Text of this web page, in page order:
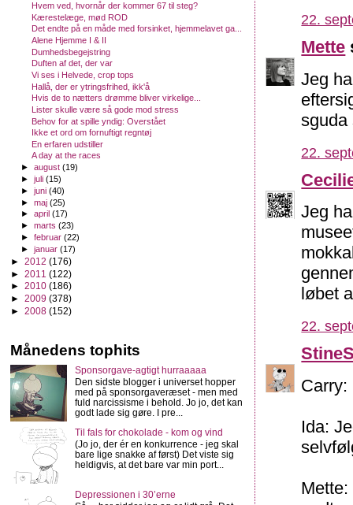
22.
Mette
Jeg
sguda
22.
Jeg
løbet
22.
Carry:
Ida:
Hvem ved, hvornår der kommer 67 til steg?
Kærestelæge, mød ROD
Det endte på en måde med forsinket, hjemmelavet ga...
Alene Hjemme I & II
Dumhedsbegejstring
Duften af det, der var
Vi ses i Helvede, crop tops
Hallå, der er ytringsfrihed, ikk'å
Hvis de to nætters drømme bliver virkelige...
Lister skulle være så gode mod stress
Behov for at spille yndig: Overstået
Ikke et ord om fornuftigt regntøj
En erfaren udstiller
A day at the races
►august(19)
►juli(15)
►juni(40)
►maj(25)
►april(17)
►marts(23)
►februar(22)
►januar(17)
► 2012 (176)
► 2011 (122)
► 2010 (186)
► 2009 (378)
► 2008 (152)
Månedens tophits
Sponsorgave-agtigt hurraaaaa
Den sidste blogger i universet hopper
med på sponsorgaveræset - men med
fuld narcissisme i behold. Jo jo, det kan
godt lade sig gøre. I pre...
Til fals for chokolade - kom og vind
(Jo jo, der ér en konkurrence - jeg skal
bare lige snakke af først) Det viste sig
heldigvis, at det bare var min port...
Depressionen i 30’erne